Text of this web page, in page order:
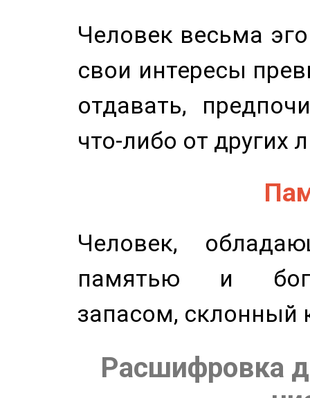
Человек весьма
свои интересы
отдавать,
что-либо от других
Человек,
памятью и
запасом, склонный
Расшифровка